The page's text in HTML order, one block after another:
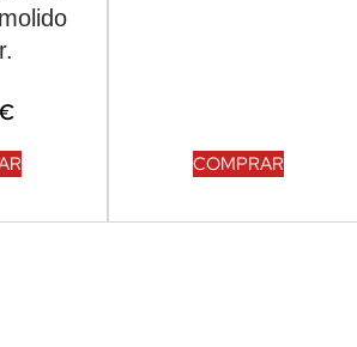
COMPRAR